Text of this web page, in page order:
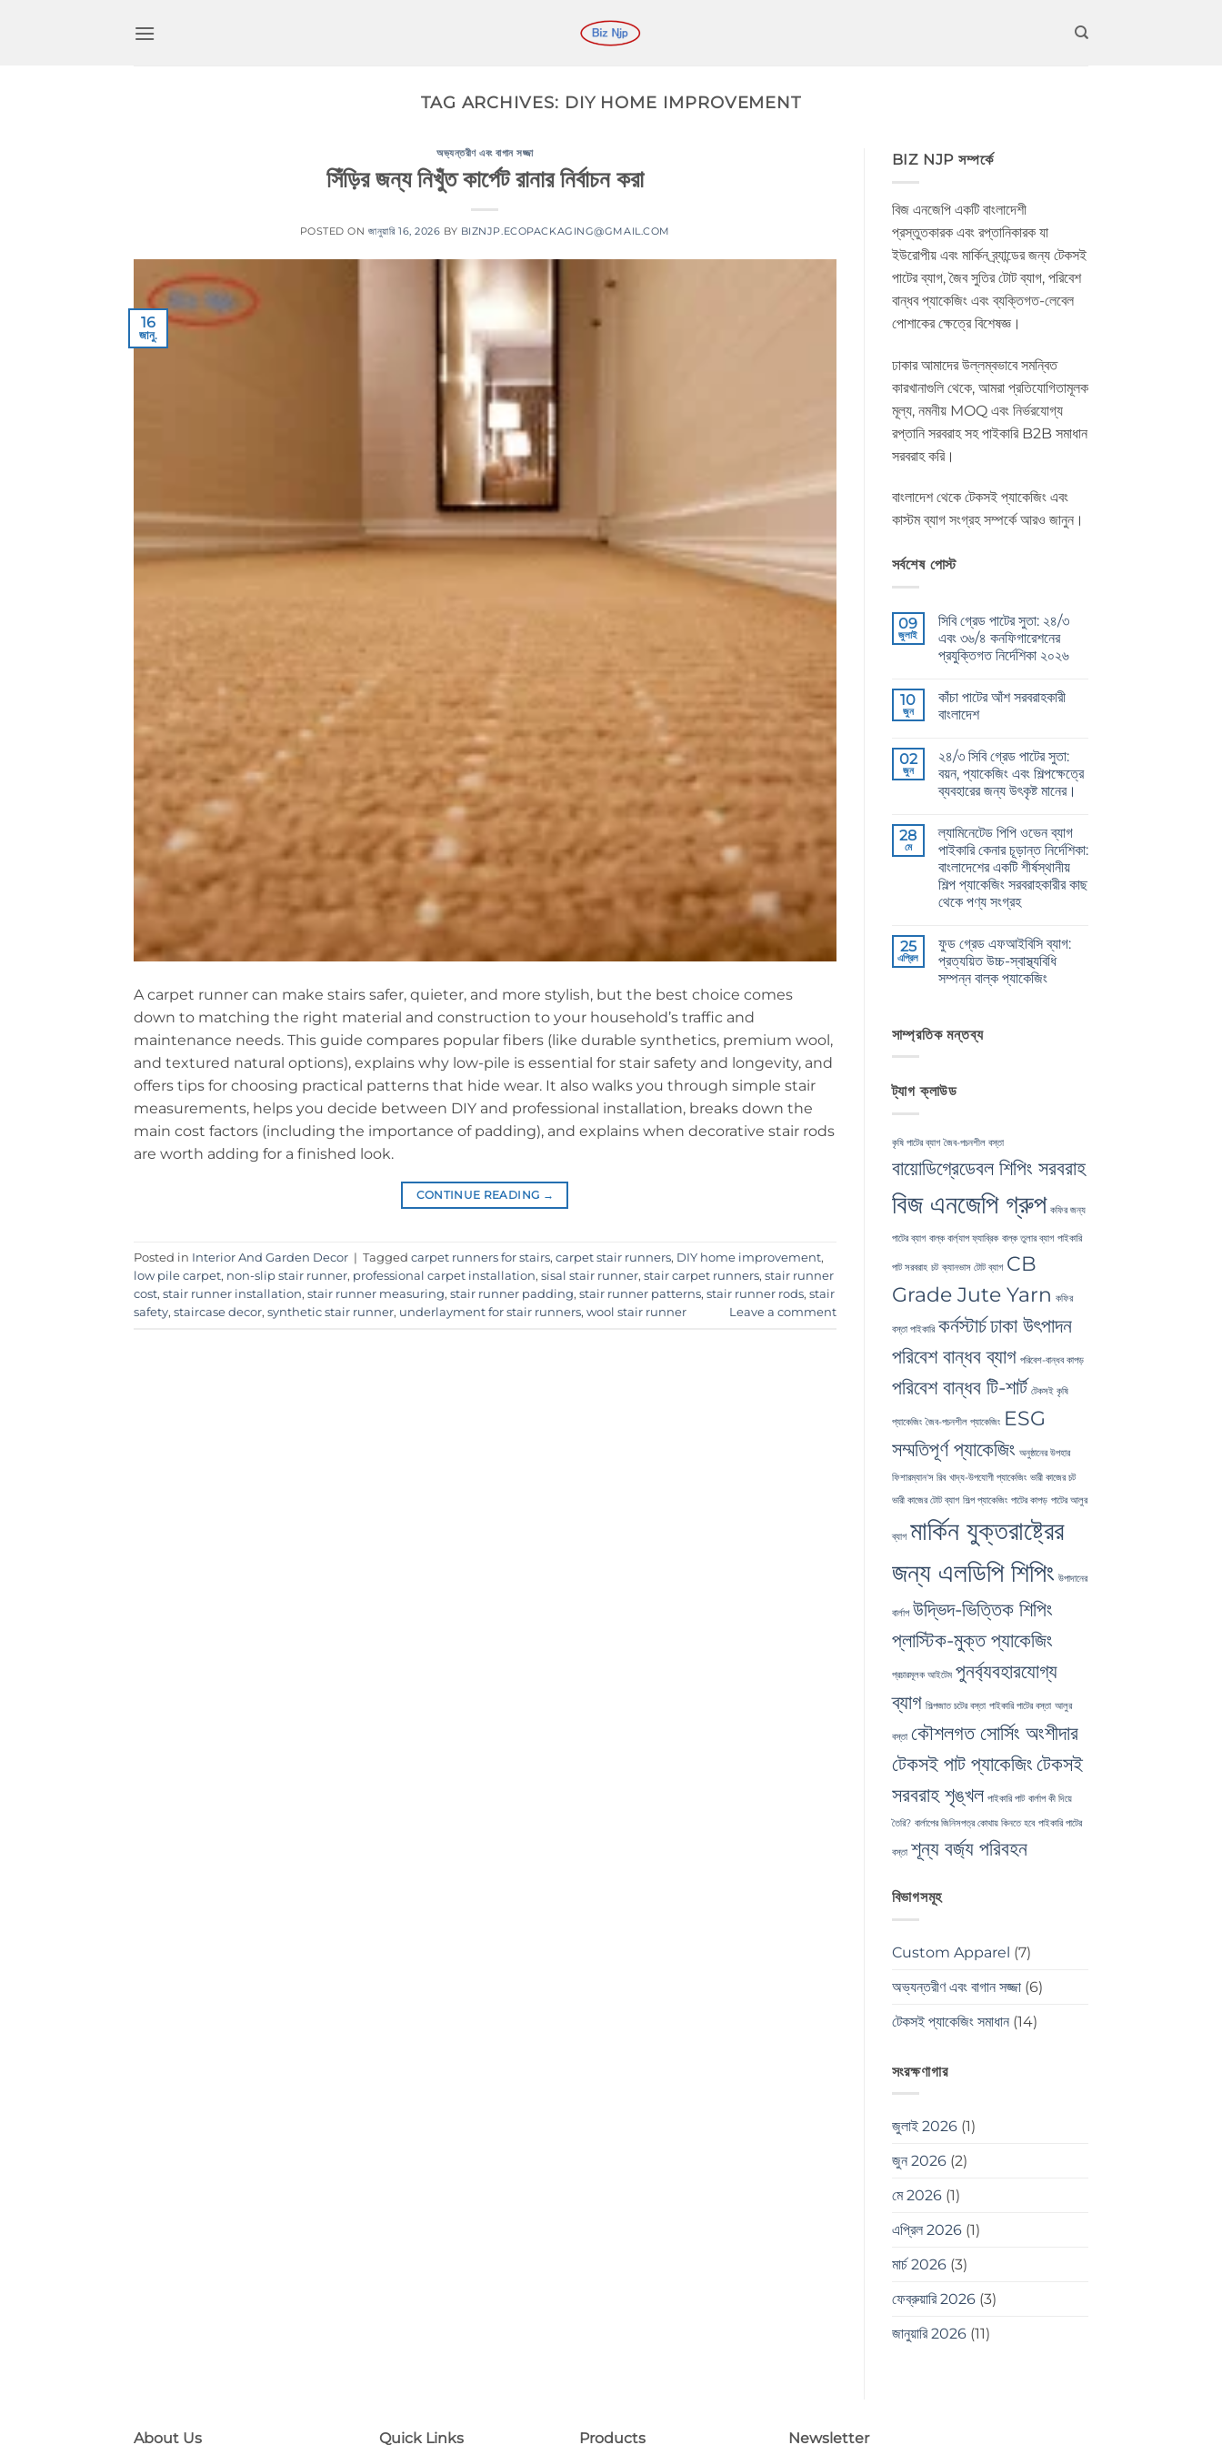
TAG ARCHIVES: DIY HOME IMPROVEMENT
অভ্যন্তরীণ এবং বাগান সজ্জা
সিঁড়ির জন্য নিখুঁত কার্পেট রানার নির্বাচন করা
POSTED ONজানুয়ারি 16, 2026 BY BIZNJP.ECOPACKAGING@GMAIL.COM
16
জানু.
A carpet runner can make stairs safer, quieter, and more stylish, but the best choice comes
down to matching the right material and construction to your household’s traffic and
maintenance needs. This guide compares popular fibers (like durable synthetics, premium wool,
and textured natural options), explains why low-pile is essential for stair safety and longevity, and
offers tips for choosing practical patterns that hide wear. It also walks you through simple stair
measurements, helps you decide between DIY and professional installation, breaks down the
main cost factors (including the importance of padding), and explains when decorative stair rods
are worth adding for a finished look.
CONTINUE READING →
Posted in Interior And Garden Decor | Tagged carpet runners for stairs, carpet stair runners, DIY home improvement,
low pile carpet, non-slip stair runner, professional carpet installation, sisal stair runner, stair carpet runners, stair runner
cost, stair runner installation, stair runner measuring, stair runner padding, stair runner patterns, stair runner rods, stair
safety, staircase decor, synthetic stair runner, underlayment for stair runners, wool stair runner Leave a comment
BIZ NJP সম্পর্কে
বিজ এনজেপি একটি বাংলাদেশী
প্রস্তুতকারক এবং রপ্তানিকারক যা
ইউরোপীয় এবং মার্কিন ব্র্যান্ডের জন্য টেকসই
পাটের ব্যাগ, জৈব সুতির টোট ব্যাগ, পরিবেশ
বান্ধব প্যাকেজিং এবং ব্যক্তিগত-লেবেল
পোশাকের ক্ষেত্রে বিশেষজ্ঞ।
ঢাকার আমাদের উল্লম্বভাবে সমন্বিত
কারখানাগুলি থেকে, আমরা প্রতিযোগিতামূলক
মূল্য, নমনীয় MOQ এবং নির্ভরযোগ্য
রপ্তানি সরবরাহ সহ পাইকারি B2B সমাধান
সরবরাহ করি।
বাংলাদেশ থেকে টেকসই প্যাকেজিং এবং
কাস্টম ব্যাগ সংগ্রহ সম্পর্কে আরও জানুন।
সর্বশেষ পোস্ট
09
জুলাই
সিবি গ্রেড পাটের সুতা: ২৪/৩
এবং ৩৬/৪ কনফিগারেশনের
প্রযুক্তিগত নির্দেশিকা ২০২৬
Jute
Yarn:
The
Guide
to
24/3
and
36/4
এ
নেই
10
জুন
কাঁচা পাটের আঁশ সরবরাহকারী
বাংলাদেশ
Fibre
Supplier
Bangladesh
এ
নেই
02
জুন
২৪/৩ সিবি গ্রেড পাটের সুতা:
বয়ন, প্যাকেজিং এবং শিল্পক্ষেত্রে
ব্যবহারের জন্য উৎকৃষ্ট মানের।
Grade
Jute
Yarn:
Premium
Quality
for
Weaving,
Packaging
Industrial
Applications
এ
নেই
28
মে
ল্যামিনেটেড পিপি ওভেন ব্যাগ
পাইকারি কেনার চূড়ান্ত নির্দেশিকা:
বাংলাদেশের একটি শীর্ষস্থানীয়
শিল্প প্যাকেজিং সরবরাহকারীর কাছ
থেকে পণ্য সংগ্রহ
Guide
to
Laminated
PP
Woven
from
Packaging
Supplier
নেই
25
এপ্রিল
ফুড গ্রেড এফআইবিসি ব্যাগ:
প্রত্যয়িত উচ্চ-স্বাস্থ্যবিধি
সম্পন্ন বাল্ক প্যাকেজিং
Bag:
Certified
Packaging
সাম্প্রতিক মন্তব্য
ট্যাগ ক্লাউড
কৃষি পাটের ব্যাগ জৈব-পচনশীল বস্তা
বায়োডিগ্রেডেবল শিপিং সরবরাহ
বিজ এনজেপি গ্রুপ কফির জন্য
পাটের ব্যাগ বাল্ক বার্ল্যাপ ফ্যাব্রিক বাল্ক তুলার ব্যাগ পাইকারি
পাট সরবরাহ চট ক্যানভাস টোট ব্যাগ CB
Grade Jute Yarn কফির
বস্তা পাইকারি কর্নস্টার্চঢাকা উৎপাদন
পরিবেশ বান্ধব ব্যাগ পরিবেশ-বান্ধব কাপড়
পরিবেশ বান্ধব টি-শার্ট টেকসই কৃষি
প্যাকেজিং জৈব-পচনশীল প্যাকেজিং ESG
সম্মতিপূর্ণ প্যাকেজিং অনুষ্ঠানের উপহার
ফিশারম্যান'স রিব খাদ্য-উপযোগী প্যাকেজিং ভারী কাজের চট
ভারী কাজের টোট ব্যাগ শিল্প প্যাকেজিং পাটের কাপড় পাটের আলুর
ব্যাগ মার্কিন যুক্তরাষ্ট্রের
জন্য এলডিপি শিপিং উপাদানের
বার্লাপ উদ্ভিদ-ভিত্তিক শিপিং
প্লাস্টিক-মুক্ত প্যাকেজিং
প্রচারমূলক আইটেম পুনর্ব্যবহারযোগ্য
ব্যাগ শিল্পজাত চটের বস্তা পাইকারি পাটের বস্তা আলুর
বস্তা কৌশলগত সোর্সিং অংশীদার
টেকসই পাট প্যাকেজিংটেকসই
সরবরাহ শৃঙ্খল পাইকারি পাট বার্লাপ কী দিয়ে
তৈরি? বার্লাপের জিনিসপত্র কোথায় কিনতে হবে পাইকারি পাটের
বস্তা শূন্য বর্জ্য পরিবহন
বিভাগসমূহ
Custom Apparel (7)
অভ্যন্তরীণ এবং বাগান সজ্জা(6)
টেকসই প্যাকেজিং সমাধান(14)
সংরক্ষণাগার
জুলাই 2026(1)
জুন 2026(2)
মে 2026(1)
এপ্রিল 2026(1)
মার্চ 2026(3)
ফেব্রুয়ারি 2026(3)
জানুয়ারি 2026(11)
About Us Quick Links Products Newsletter